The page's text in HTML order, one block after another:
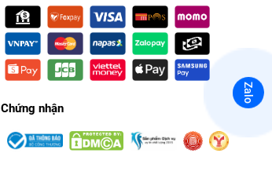
Chứng nhận
Zalo